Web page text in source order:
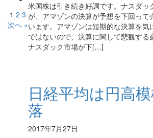
米国株は引き続き好調です。ナスダッ
が、アマゾンの決算が予想を下回って
います。アマゾンは短期的な決算を気
ではないので、決算に関して悲観する
ナスダック市場が下[…]
日経平均は円高
落
2017年7月27日
1 2 3
次へ »